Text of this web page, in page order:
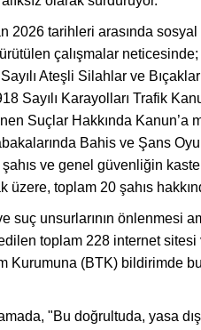
2026 tarihleri arasında
çalışmalar neticesinde;
Ateşli Silahlar ve
Sayılı Karayolları Trafik
Suçlar Hakkında Kanun’a
Bahis ve Şans
ve genel güvenliğin
üzere, toplam 20 şahıs
suç unsurlarının önlenmesi
toplam 228 internet
Kurumuna (BTK) bildirimde
"Bu doğrultuda, yasa